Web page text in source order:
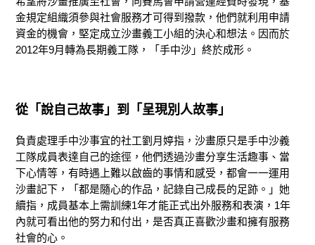
金規定組織須參與社會服務才可得到撥款，他們就利用申請
資金的機會，堅定成立沙畫義工小組的決心和想法。因而於
2012年9月轉為長期義工隊，「手中沙」終於成形。
從「說自己故事」到「呈現別人故事」
負責處理手中沙事宜的社工劉月婷指，沙畫原只是手中沙義
工隊成員表達自己的途徑，他們透過沙畫分享生活趣事、當
下心情等，有時遇上難以啟齒的事情和感受，都會一一運用
沙畫記下，「都是隨心的作品，記錄自己成長的足跡。」她
續指，成員基本上需訓練1年才能正式出外服務和表演，1年
內就可看出他的努力和付出，是否真正喜歡沙畫和擁有服務
社會的心。